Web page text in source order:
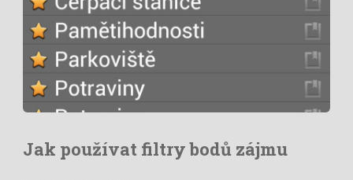
Jak používat filtry bodů zájmu